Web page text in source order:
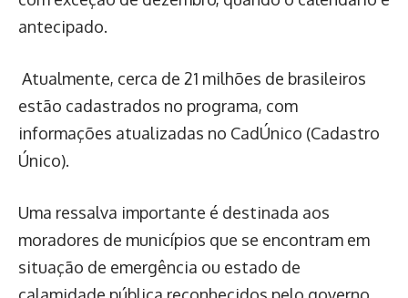
antecipado.
Atualmente, cerca de 21 milhões de brasileiros
estão cadastrados no programa, com
informações atualizadas no CadÚnico (Cadastro
Único).
Uma ressalva importante é destinada aos
moradores de municípios que se encontram em
situação de emergência ou estado de